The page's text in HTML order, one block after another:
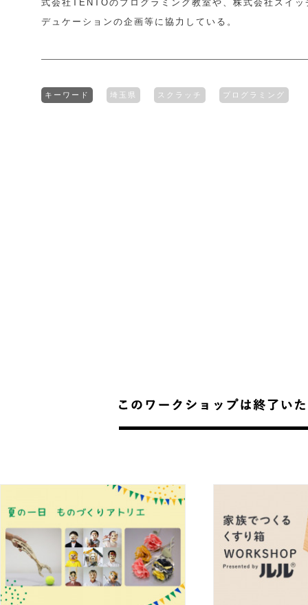
式会社TENTOのプログラミング教室や、株式会社スイッ
デュケーションの企画等に協力している。
キーワード 埼玉県 スクラッチ プログラミング